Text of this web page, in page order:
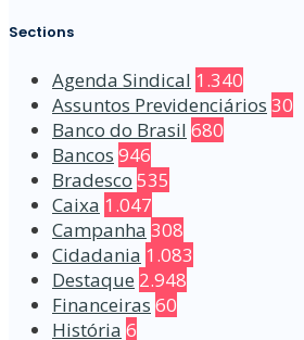
Sections
Agenda Sindical 1.340
Assuntos Previdenciários 30
Banco do Brasil 680
Bancos 946
Bradesco 535
Caixa 1.047
Campanha 308
Cidadania 1.083
Destaque 2.948
Financeiras 60
História 6